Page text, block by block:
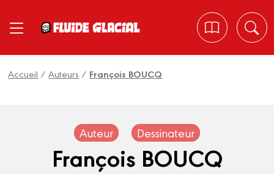
Accueil /Auteurs / François BOUCQ
Auteur Dessinateur
François BOUCQ